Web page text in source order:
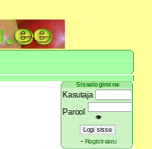
Sisselogimine
Kasutaja
Parool
👁
- Registreeru